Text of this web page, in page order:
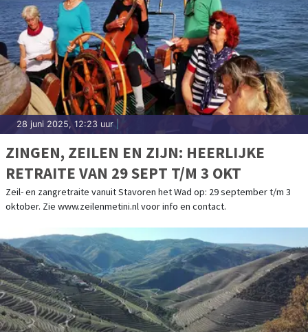
28 juni 2025, 12:23 uur
ZINGEN, ZEILEN EN ZIJN: HEERLIJKE
RETRAITE VAN 29 SEPT T/M 3 OKT
Zeil- en zangretraite vanuit Stavoren het Wad op: 29 september t/m 3
oktober. Zie www.zeilenmetini.nl voor info en contact.